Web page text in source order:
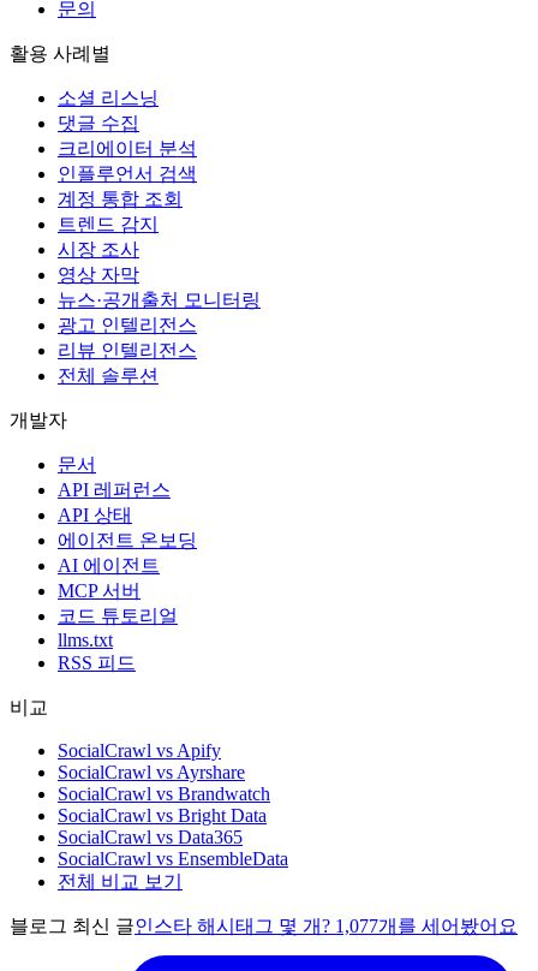
문의
활용 사례별
소셜 리스닝
댓글 수집
크리에이터 분석
인플루언서 검색
계정 통합 조회
트렌드 감지
시장 조사
영상 자막
뉴스·공개출처 모니터링
광고 인텔리전스
리뷰 인텔리전스
전체 솔루션
개발자
문서
API 레퍼런스
API 상태
에이전트 온보딩
AI 에이전트
MCP 서버
코드 튜토리얼
llms.txt
RSS 피드
비교
SocialCrawl vs Apify
SocialCrawl vs Ayrshare
SocialCrawl vs Brandwatch
SocialCrawl vs Bright Data
SocialCrawl vs Data365
SocialCrawl vs EnsembleData
전체 비교 보기
블로그 최신 글인스타 해시태그 몇 개? 1,077개를 세어봤어요